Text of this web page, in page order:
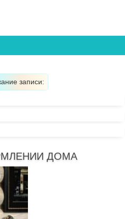
записи:
ДОМА